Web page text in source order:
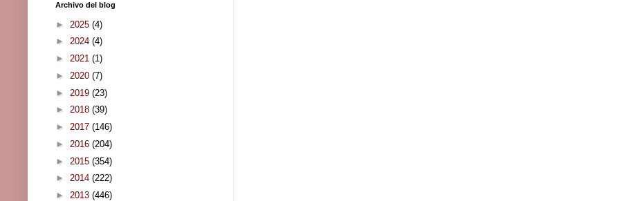
Archivo del blog
► 2025 (4)
► 2024 (4)
► 2021 (1)
► 2020 (7)
► 2019 (23)
► 2018 (39)
► 2017 (146)
► 2016 (204)
► 2015 (354)
► 2014 (222)
► 2013 (446)